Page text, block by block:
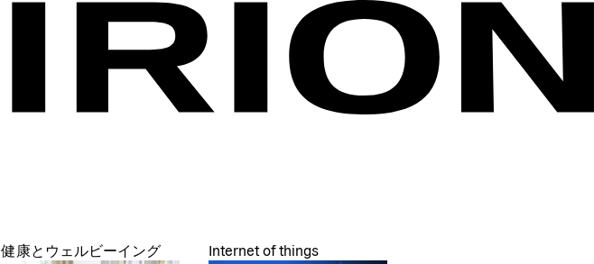
健康とウェルビーイング Internet of things